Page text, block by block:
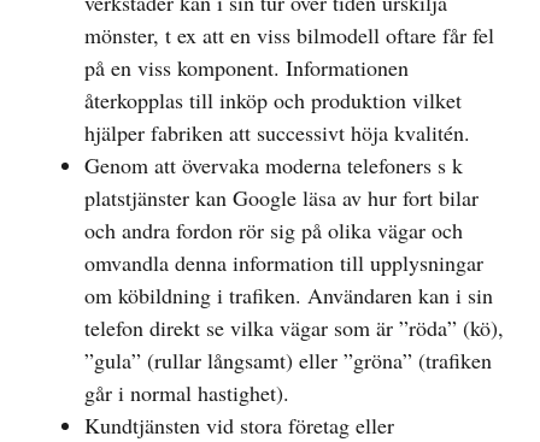
mönster, t ex att en viss bilmodell oftare får fel
på en viss komponent. Informationen
återkopplas till inköp och produktion vilket
hjälper fabriken att successivt höja kvalitén.
Genom att övervaka moderna telefoners s k
platstjänster kan Google läsa av hur fort bilar
och andra fordon rör sig på olika vägar och
omvandla denna information till upplysningar
om köbildning i trafiken. Användaren kan i sin
telefon direkt se vilka vägar som är ”röda” (kö),
”gula” (rullar långsamt) eller ”gröna” (trafiken
går i normal hastighet).
Kundtjänsten vid stora företag eller